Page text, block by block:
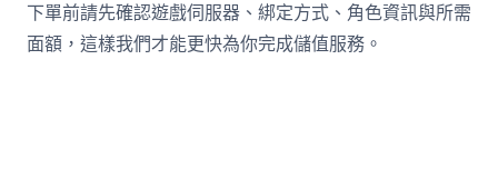
下單前請先確認遊戲伺服器、綁定方式、角色資訊與所需
面額，這樣我們才能更快為你完成儲值服務。